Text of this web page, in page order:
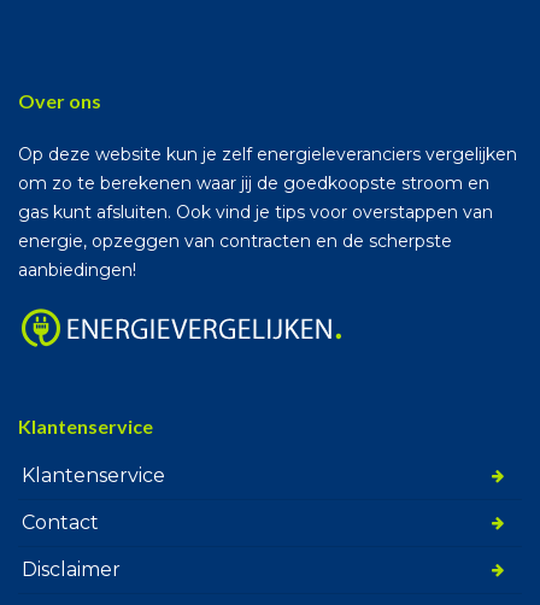
Over ons
Op deze website kun je zelf energieleveranciers vergelijken
om zo te berekenen waar jij de goedkoopste stroom en
gas kunt afsluiten. Ook vind je tips voor overstappen van
energie, opzeggen van contracten en de scherpste
aanbiedingen!
Klantenservice
Klantenservice
Contact
Disclaimer